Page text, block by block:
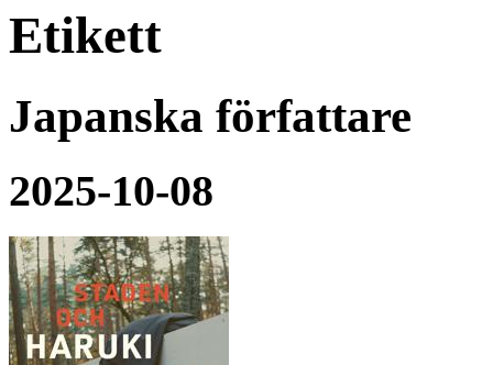
Etikett
Japanska författare
2025-10-08